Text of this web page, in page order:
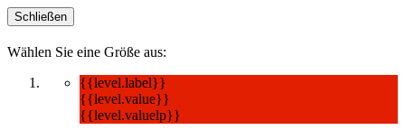
Schließen
Wählen Sie eine Größe aus:
{{level.label}}
{{level.value}}
{{level.valuelp}}